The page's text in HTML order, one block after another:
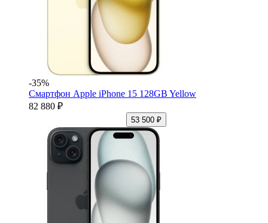
-35%
Смартфон Apple iPhone 15 128GB Yellow
82 880 ₽
53 500 ₽